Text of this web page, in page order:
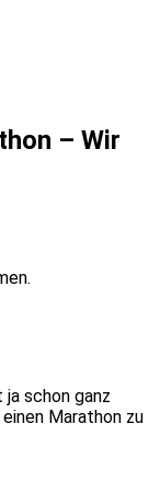
– Wir
schon ganz
Marathon zu